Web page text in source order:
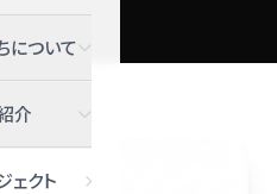
について
介
ェクト